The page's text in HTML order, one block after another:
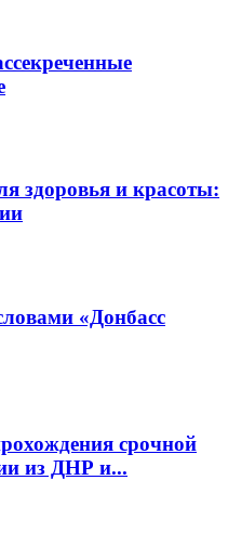
здоровья и красоты:
«Донбасс
срочной
из ДНР и...